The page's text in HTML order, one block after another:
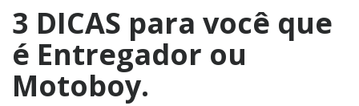
3 DICAS para você que
é Entregador ou
Motoboy.